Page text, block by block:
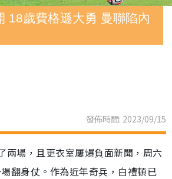
18歲費格遜大勇 曼聯陷內
發佈時間: 2023/09/15
兩場，且更衣室屢爆負面新聞，周六
翻身仗。作為近年奇兵，白禮頓已